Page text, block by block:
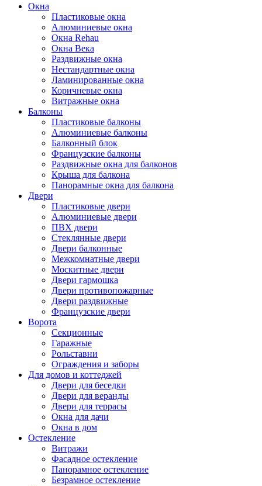
Окна
Пластиковые окна
Алюминиевые окна
Окна Rehau
Окна Века
Раздвижные окна
Нестандартные окна
Ламинированные окна
Коричневые окна
Витражные окна
Балконы
Пластиковые балконы
Алюминиевые балконы
Балконный блок
Французские балконы
Раздвижные окна для балконов
Крыша для балкона
Панорамные окна для балкона
Двери
Пластиковые двери
Алюминиевые двери
ПВХ двери
Стеклянные двери
Двери балконные
Межкомнатные двери
Москитные двери
Двери гармошка
Двери противопожарные
Двери раздвижные
Французские двери
Ворота
Секционные
Гаражные
Рольставни
Ограждения и заборы
Для домов и коттеджей
Двери для беседки
Двери для веранды
Двери для террасы
Окна для дачи
Окна в дом
Остекление
Витражи
Фасадное остекление
Панорамное остекление
Безрамное остекление